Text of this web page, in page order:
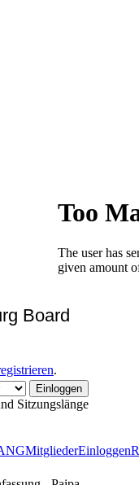
Board
.
Sitzungslänge
MitgliederEinloggen